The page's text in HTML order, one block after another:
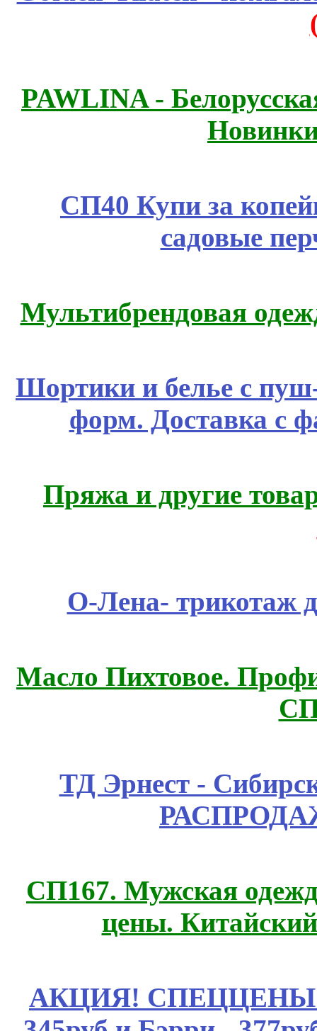
PAWLINA -
СП40 Купи за
садовые
Мультибрендовая
Шортики и белье с
форм. Доставка с
Пряжа и другие
О-Лена- трикотаж
Масло Пихтовое.
ТД Эрнест -
СП167. Мужская
цены.
АКЦИЯ! СПЕЦЦЕНЫ